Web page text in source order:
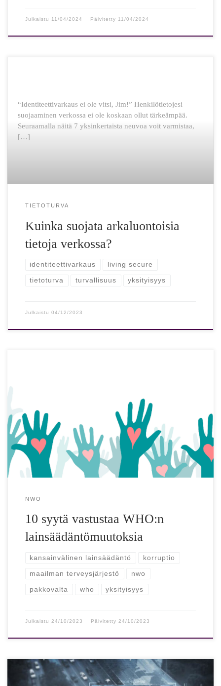
Julkaistu 11/04/2024 Päivitetty 11/04/2024
“Identiteetti­varkaus ei ole vitsi, Jim!” Henkilö­tietojesi
suojaaminen verkossa ei ole koskaan ollut tärkeämpää.
Seuraamalla näitä 7 yksin­kertaista neuvoa voit varmistaa,
[…]
TIETOTURVA
Kuinka suojata arka­luontoisia
tietoja verkossa?
identiteettivarkaus living secure
tietoturva turvallisuus yksityisyys
Julkaistu 04/12/2023
10 syytä vastustaa Maailman terveysjärjestö WHO:n
ehdottamia muutoksia kansainväliseen lainsäädäntöön
Maailman terveysjärjestö (WHO) on neuvotellut vuodesta
2022 lähtien kahdesta kansainvälistä […]
NWO
10 syytä vastustaa WHO:n
lainsäädäntömuutoksia
kansainvälinen lainsäädäntö korruptio
maailman terveysjärjestö nwo
pakkovalta who yksityisyys
Julkaistu 24/10/2023 Päivitetty 24/10/2023